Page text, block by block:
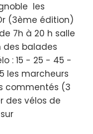
les
(3ème édition)
7h à 20 h salle
des balades
: 15 - 25 - 45 -
les marcheurs
commentés (3
des vélos de